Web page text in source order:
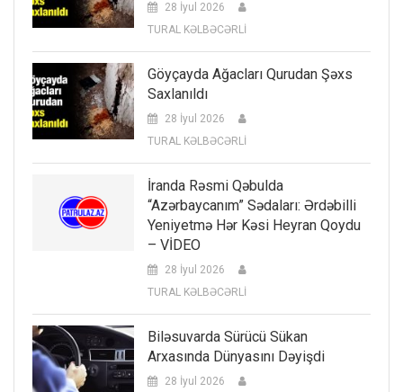
28 İyul 2026
TURAL KƏLBƏCƏRLİ
Göyçayda Ağacları Qurudan Şəxs
Saxlanıldı
28 İyul 2026
TURAL KƏLBƏCƏRLİ
İranda Rəsmi Qəbulda
“Azərbaycanım” Sədaları: Ərdəbilli
Yeniyetmə Hər Kəsi Heyran Qoydu
– VİDEO
28 İyul 2026
TURAL KƏLBƏCƏRLİ
Biləsuvarda Sürücü Sükan
Arxasında Dünyasını Dəyişdi
28 İyul 2026